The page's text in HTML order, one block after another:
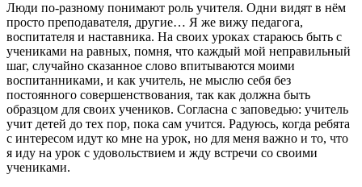
Люди по-разному понимают роль учителя. Одни видят в нём
просто преподавателя, другие… Я же вижу педагога,
воспитателя и наставника. На своих уроках стараюсь быть с
учениками на равных, помня, что каждый мой неправильный
шаг, случайно сказанное слово впитываются моими
воспитанниками, и как учитель, не мыслю себя без
постоянного совершенствования, так как должна быть
образцом для своих учеников. Согласна с заповедью: учитель
учит детей до тех пор, пока сам учится. Радуюсь, когда ребята
с интересом идут ко мне на урок, но для меня важно и то, что
я иду на урок с удовольствием и жду встречи со своими
учениками.